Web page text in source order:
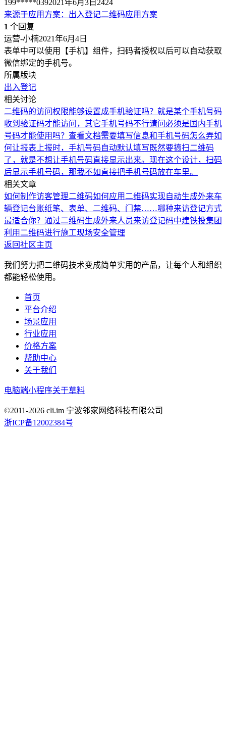
199*****0392021年6月3日 2424
来源于应用方案： 出入登记二维码应用方案
1 个回复
运营-小楠2021年6月4日
表单中可以使用【手机】组件，扫码者授权以后可以自动获取
微信绑定的手机号。
所属版块
出入登记
相关讨论
二维码的访问权限能够设置成手机验证吗？就是某个手机号码
收到验证码才能访问，其它手机号码不行请问必须是国内手机
号码才能使用吗？ 查看文档需要填写信息和手机号码怎么弄如
何让报表上报时，手机号码自动默认填写既然要搞扫二维码
了，就是不想让手机号码直接显示出来。现在这个设计，扫码
后显示手机号码，那我不如直接把手机号码放在车里。
相关文章
如何制作访客管理二维码如何应用二维码实现自动生成外来车
辆登记台账纸笔、表单、二维码、门禁……哪种来访登记方式
最适合你？ 通过二维码生成外来人员来访登记码中建铁投集团
利用二维码进行施工现场安全管理
返回社区主页
我们努力把二维码技术变成简单实用的产品，让每个人和组织
都能轻松使用。
首页
平台介绍
场景应用
行业应用
价格方案
帮助中心
关于我们
电脑端小程序关于草料
©2011-2026 cli.im 宁波邻家网络科技有限公司
浙ICP备12002384号